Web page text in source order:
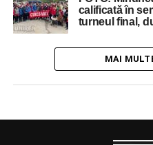
calificată în
turneul final,
MAI